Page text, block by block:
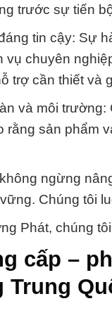
trước sự tiến
tin cậy: Sự
vụ chuyên
trợ cần thiết và
và môi
sản phẩm
ngừng
Chúng tôi
Phát, chúng
cấp –
Trung